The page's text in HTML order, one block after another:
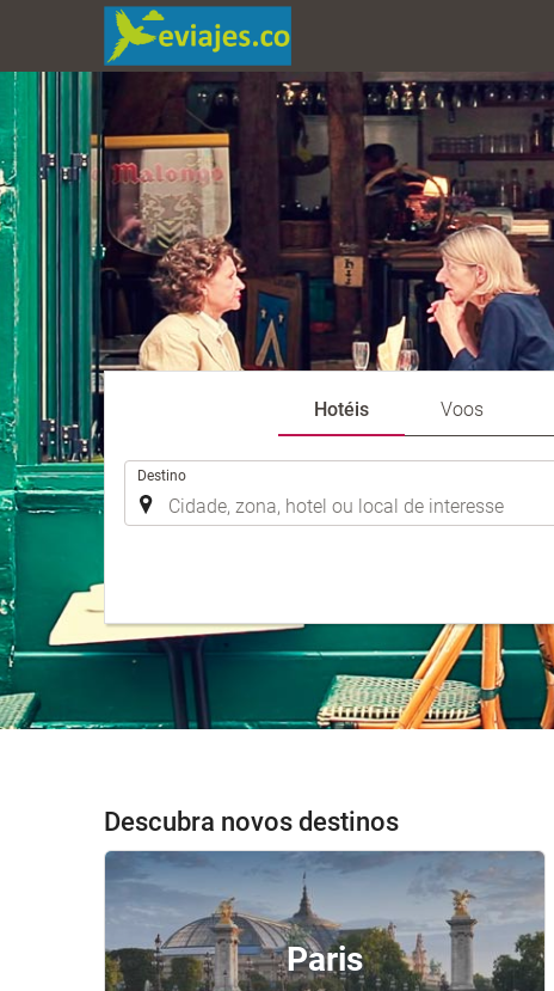
Hotéis Voos
Destino
Descubra novos destinos
Paris